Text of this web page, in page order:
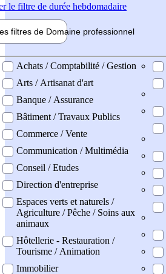
le filtre de durée hebdomadaire
filtres de Domaine professionnel
professionel
Achats / Comptabilité / Gestion
Arts / Artisanat d'art
Banque / Assurance
Bâtiment / Travaux Publics
Commerce / Vente
Communication / Multimédia
Conseil / Etudes
Direction d'entreprise
Espaces verts et naturels /
Agriculture / Pêche / Soins aux
animaux
Hôtellerie - Restauration /
Tourisme / Animation
Immobilier